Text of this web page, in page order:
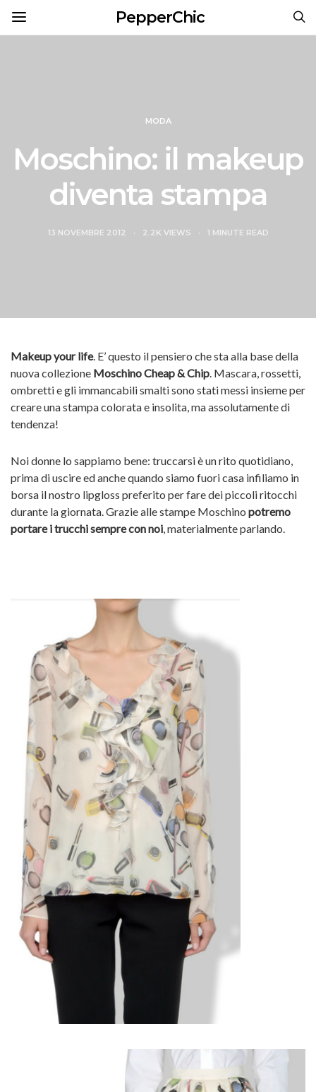
PepperChic
MODA
Moschino: il makeup
diventa stampa
13 NOVEMBRE 2012 2.2K VIEWS 1 MINUTE READ
Makeup your life. E’ questo il pensiero che sta alla base della
nuova collezione Moschino Cheap & Chip. Mascara, rossetti,
ombretti e gli immancabili smalti sono stati messi insieme per
creare una stampa colorata e insolita, ma assolutamente di
tendenza!
Noi donne lo sappiamo bene: truccarsi è un rito quotidiano,
prima di uscire ed anche quando siamo fuori casa infiliamo in
borsa il nostro lipgloss preferito per fare dei piccoli ritocchi
durante la giornata. Grazie alle stampe Moschino potremo
portare i trucchi sempre con noi, materialmente parlando.